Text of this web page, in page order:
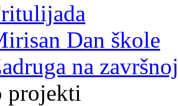
Dan škole
na
projekti